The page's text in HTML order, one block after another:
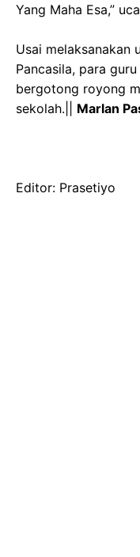
Yang Maha Esa,”
‎Usai melaksanakan
Pancasila, para
bergotong royong
sekolah.|| Marlan
‎Editor: Prasetiyo